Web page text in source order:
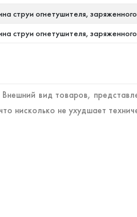
струи огнетушителя,
струи огнетушителя,
вид товаров,
нисколько не ухудшает